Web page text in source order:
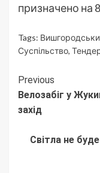
призначено на
Tags:
Суспільство,
Continue
Reading
Previous
Велозабіг у
захід
Світла не